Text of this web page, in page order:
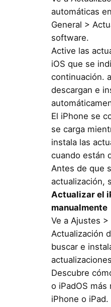
automáticas
General >
software.
Active las
iOS que se
continuación.
descargan e
El iPhone se
se carga
instala las
cuando están
Antes de que
actualización,
Actualizar el
manualmente
Ve a Ajustes >
Actualización
buscar e
Descubre
o iPadOS
iPhone o iPad.